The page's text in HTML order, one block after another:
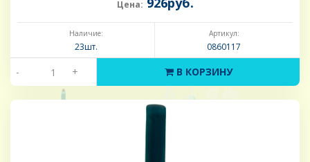
Цена:
Наличие:
23шт.
Артикул:
0860117
- + В КОРЗИНУ